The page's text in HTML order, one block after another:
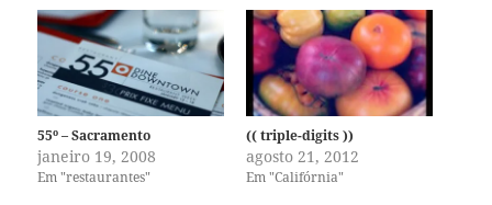
55º – Sacramento
janeiro 19, 2008
Em "restaurantes"
(( triple-digits ))
agosto 21, 2012
Em "Califórnia"